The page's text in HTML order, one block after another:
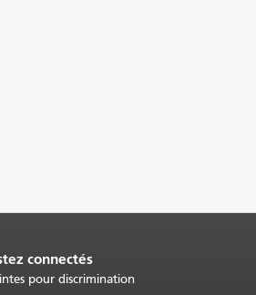
connectés
pour discrimination